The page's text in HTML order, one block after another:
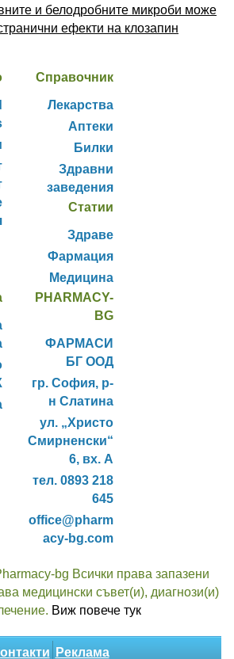
и белодробните микроби може
ефекти на клозапин
Справочник
Лекарства
Аптеки
Билки
Здравни
заведения
Статии
Здраве
Фармация
Медицина
PHARMACY-
BG
ФАРМАСИ
БГ ООД
гр. София, р-
н Слатина
ул. „Христо
Смирненски“
6, вх. А
тел. 0893 218
645
office@pharm
acy-bg.com
bg Всички права запазени
медицински съвет(и), диагнози(и)
Виж повече тук
Реклама